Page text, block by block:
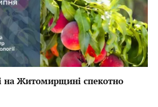
на Житомирщині спекотно